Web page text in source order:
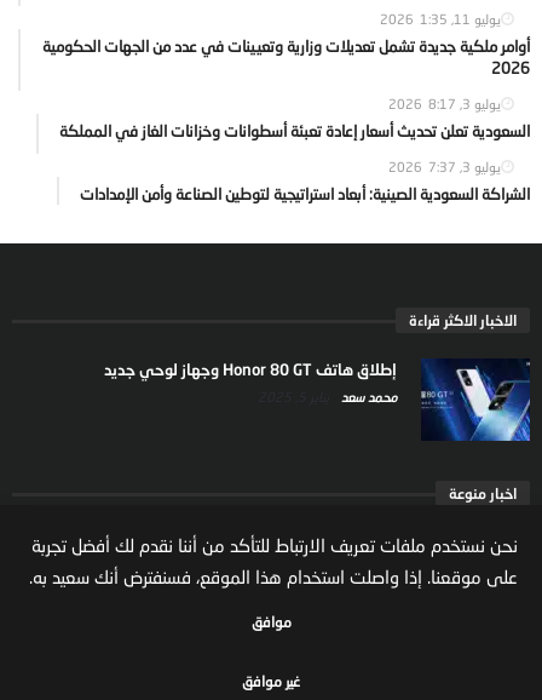
يوليو 11, 2026 1:35
أوامر ملكية جديدة تشمل تعديلات وزارية وتعيينات في عدد من الجهات الحكومية
2026
يوليو 3, 2026 8:17
السعودية تعلن تحديث أسعار إعادة تعبئة أسطوانات وخزانات الغاز في المملكة
يوليو 3, 2026 7:37
الشراكة السعودية الصينية: أبعاد استراتيجية لتوطين الصناعة وأمن الإمدادات
الاخبار الاكثر قراءة
إطلاق هاتف Honor 80 GT وجهاز لوحي جديد
محمد سعد
اخبار منوعة
ارتفاع ملكية المستثمرين الاجانب في السوق السعودية
مال واعمال
نحن نستخدم ملفات تعريف الارتباط للتأكد من أننا نقدم لك أفضل تجربة
على موقعنا. إذا واصلت استخدام هذا الموقع، فسنفترض أنك سعيد به.
موافق
غير موافق